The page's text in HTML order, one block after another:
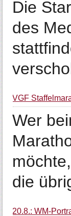
Die
des
VGF
Wer
die
20.8.: WM-